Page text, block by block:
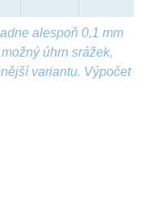
alespoň 0,1 mm
úhrn srážek,
variantu. Výpočet